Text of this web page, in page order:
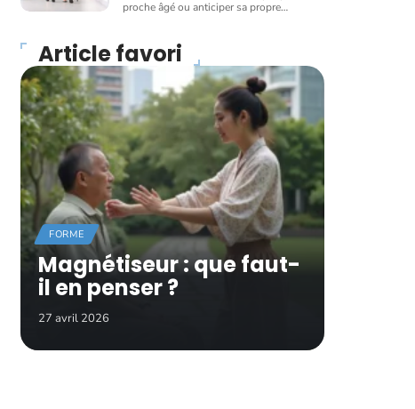
proche âgé ou anticiper sa propre…
Article favori
FORME
Magnétiseur : que faut-
il en penser ?
27 avril 2026